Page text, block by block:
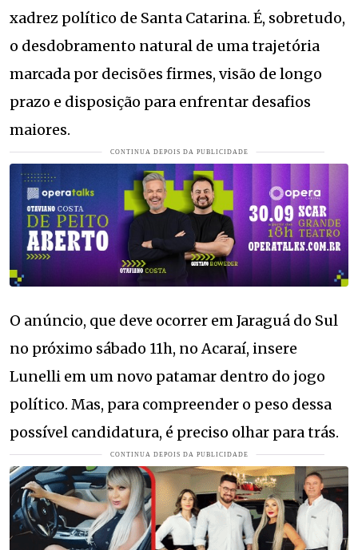
xadrez político de Santa Catarina. É, sobretudo,
o desdobramento natural de uma trajetória
marcada por decisões firmes, visão de longo
prazo e disposição para enfrentar desafios
maiores.
O anúncio, que deve ocorrer em Jaraguá do Sul
no próximo sábado 11h, no Acaraí, insere
Lunelli em um novo patamar dentro do jogo
político. Mas, para compreender o peso dessa
possível candidatura, é preciso olhar para trás.